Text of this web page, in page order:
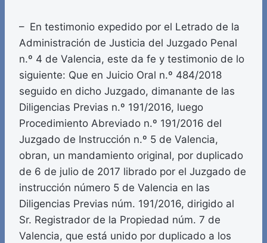
– En testimonio expedido por el Letrado de la
Administración de Justicia del Juzgado Penal
n.º 4 de Valencia, este da fe y testimonio de lo
siguiente: Que en Juicio Oral n.º 484/2018
seguido en dicho Juzgado, dimanante de las
Diligencias Previas n.º 191/2016, luego
Procedimiento Abreviado n.º 191/2016 del
Juzgado de Instrucción n.º 5 de Valencia,
obran, un mandamiento original, por duplicado
de 6 de julio de 2017 librado por el Juzgado de
instrucción número 5 de Valencia en las
Diligencias Previas núm. 191/2016, dirigido al
Sr. Registrador de la Propiedad núm. 7 de
Valencia, que está unido por duplicado a los